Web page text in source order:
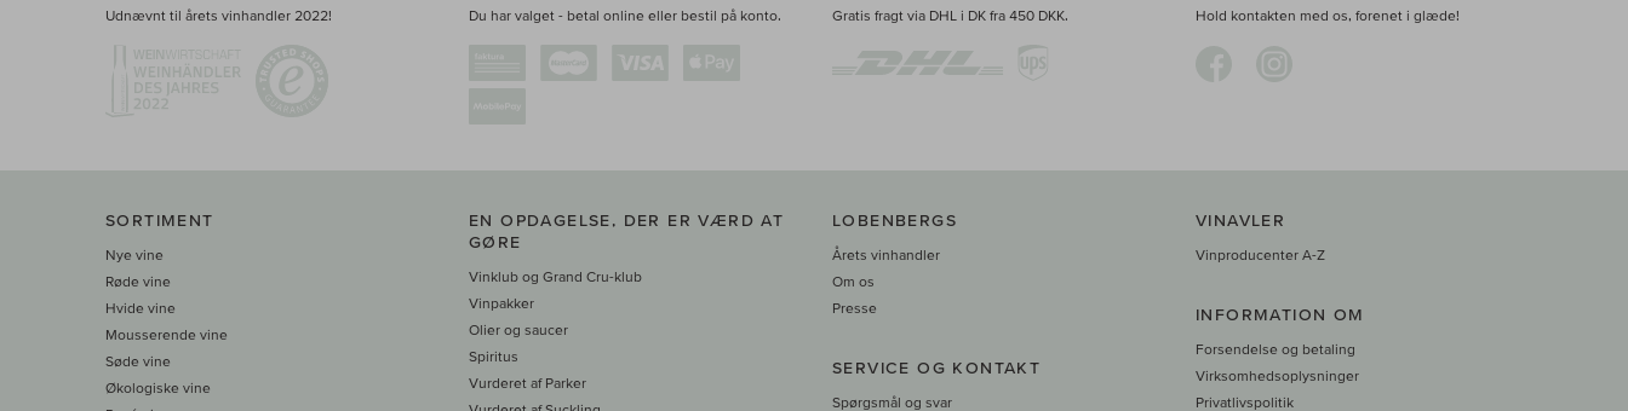
Udnævnt til årets vinhandler 2022! Du har valget - betal online eller bestil på konto. Gratis fragt via DHL i DK fra 450 DKK. Hold kontakten med os, forenet i glæde!
SORTIMENT
Nye vine
Røde vine
Hvide vine
Mousserende vine
Søde vine
Økologiske vine
EN OPDAGELSE, DER ER VÆRD AT
GØRE
Vinklub og Grand Cru-klub
Vinpakker
Olier og saucer
Spiritus
Vurderet af Parker
LOBENBERGS
Årets vinhandler
Om os
Presse
SERVICE OG KONTAKT
Spørgsmål og svar
VINAVLER
Vinproducenter A-Z
INFORMATION OM
Forsendelse og betaling
Virksomhedsoplysninger
Privatlivspolitik